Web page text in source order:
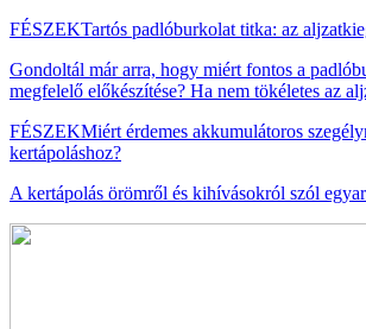
FÉSZEKTartós padlóburkolat titka: az
Gondoltál már arra, hogy miért fontos a
megfelelő előkészítése? Ha nem tökéletes az
FÉSZEKMiért érdemes akkumulátoros
kertápoláshoz?
A kertápolás örömről és kihívásokról szól